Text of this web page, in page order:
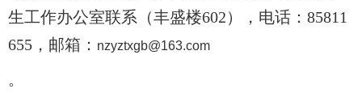
生工作办公室联系（丰盛楼602），电话： 85811
655 ，邮箱： nzyztxgb@163.com
。